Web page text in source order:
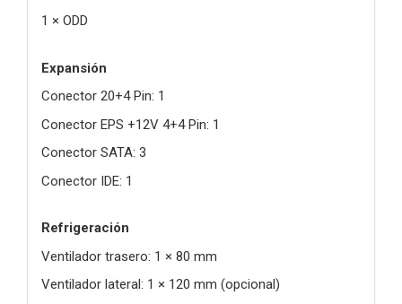
1 × ODD
Expansión
Conector 20+4 Pin: 1
Conector EPS +12V 4+4 Pin: 1
Conector SATA: 3
Conector IDE: 1
Refrigeración
Ventilador trasero: 1 × 80 mm
Ventilador lateral: 1 × 120 mm (opcional)